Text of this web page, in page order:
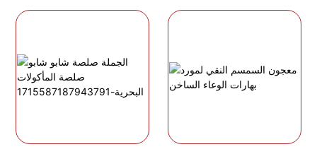
الساخن